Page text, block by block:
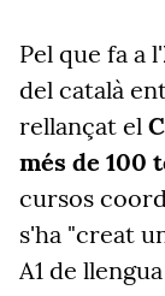
Pel que fa a l'
del català
rellançat el
més de 100
cursos
s'ha "creat
A1 de